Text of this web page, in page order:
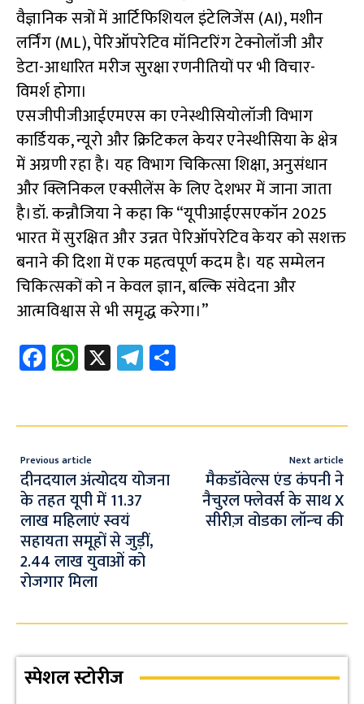
वैज्ञानिक सत्रों में आर्टिफिशियल इंटेलिजेंस (AI), मशीन
लर्निंग (ML), पेरिऑपरेटिव मॉनिटरिंग टेक्नोलॉजी और
डेटा-आधारित मरीज सुरक्षा रणनीतियों पर भी विचार-
विमर्श होगा।
एसजीपीजीआईएमएस का एनेस्थीसियोलॉजी विभाग
कार्डियक, न्यूरो और क्रिटिकल केयर एनेस्थीसिया के क्षेत्र
में अग्रणी रहा है। यह विभाग चिकित्सा शिक्षा, अनुसंधान
और क्लिनिकल एक्सीलेंस के लिए देशभर में जाना जाता
है।डॉ. कन्नौजिया ने कहा कि “यूपीआईएसएकॉन 2025
भारत में सुरक्षित और उन्नत पेरिऑपरेटिव केयर को सशक्त
बनाने की दिशा में एक महत्वपूर्ण कदम है। यह सम्मेलन
चिकित्सकों को न केवल ज्ञान, बल्कि संवेदना और
आत्मविश्वास से भी समृद्ध करेगा।”
Fa
ce
o
o
k
W
h
s
A
p
p
X Te
le
a
m
e
Previous article
दीनदयाल अंत्योदय योजना
के तहत यूपी में 11.37
लाख महिलाएं स्वयं
सहायता समूहों से जुड़ीं,
2.44 लाख युवाओं को
रोजगार मिला
Next article
मैकडॉवेल्स एंड कंपनी ने
नैचुरल फ्लेवर्स के साथ X
सीरीज़ वोडका लॉन्‍च की
स्पेशल स्टोरीज